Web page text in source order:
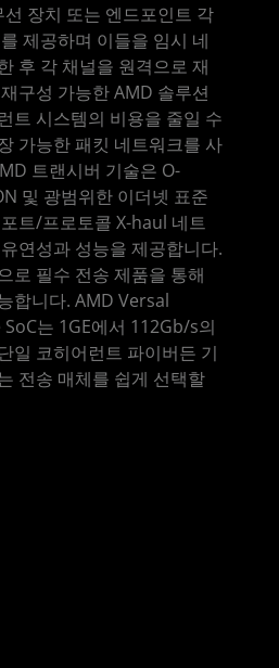
장치 또는 엔드포인트 각
제공하며 이들을 임시 네
후 각 채널을 원격으로 재
구성 가능한 AMD 솔루션
트 시스템의 비용을 줄일 수
가능한 패킷 네트워크를 사
트랜시버 기술은 O-
및 광범위한 이더넷 표준
트/프로토콜 X-haul 네트
연성과 성능을 제공합니다.
로 필수 전송 제품을 통해
합니다. AMD Versal
는 1GE에서 112Gb/s의
일 코히어런트 파이버든 기
전송 매체를 쉽게 선택할